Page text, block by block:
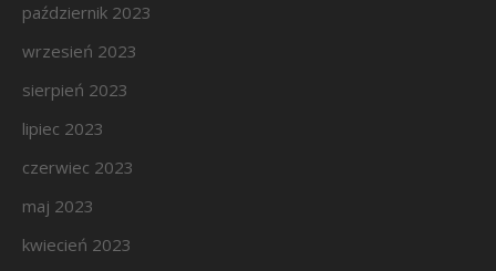
październik 2023
wrzesień 2023
sierpień 2023
lipiec 2023
czerwiec 2023
maj 2023
kwiecień 2023